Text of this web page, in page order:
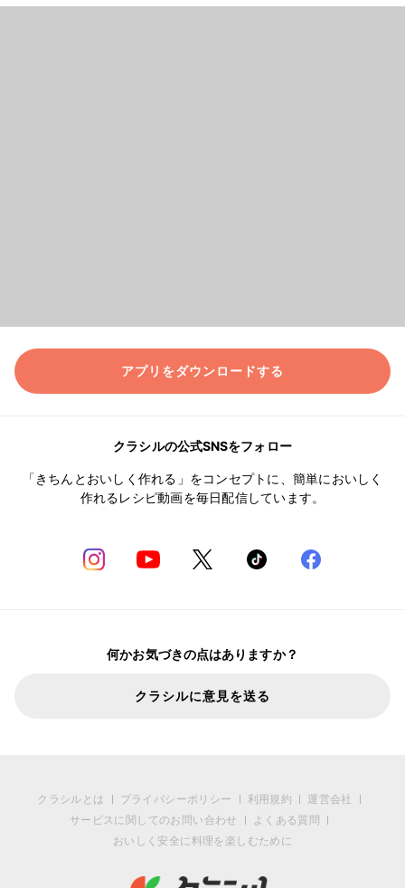
アプリをダウンロードする
クラシルの公式SNSをフォロー
「きちんとおいしく作れる」をコンセプトに、簡単においしく
作れるレシピ動画を毎日配信しています。
何かお気づきの点はありますか？
クラシルに意見を送る
クラシルとは プライバシーポリシー 利用規約
運営会社
サービスに関してのお問い合わせ
よくある質問
おいしく安全に料理を楽しむために